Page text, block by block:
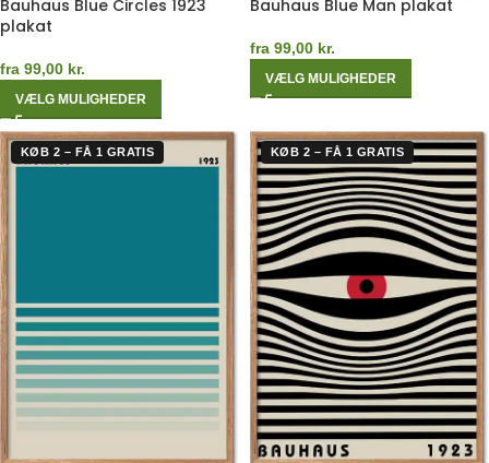
Bauhaus Blue Circles 1923
plakat
fra 99,00 kr.
VÆLG MULIGHEDER
Bauhaus Blue Man plakat
fra 99,00 kr.
VÆLG MULIGHEDER
KØB 2 – FÅ 1 GRATIS KØB 2 – FÅ 1 GRATIS